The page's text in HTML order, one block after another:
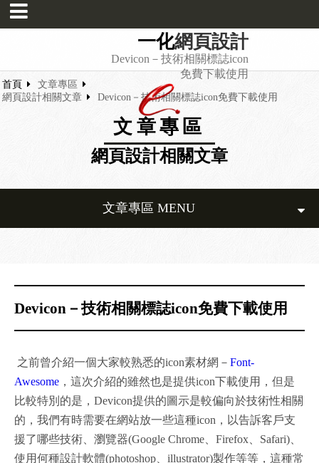
一化網頁設計
Devicon－技術相關標誌icon
免費下載使用
首頁
文章專區
網頁設計相關文章
Devicon－技術相關標誌icon免費下載使用
文章專區
網頁設計相關文章
文章專區 MENU
Devicon－技術相關標誌icon免費下載使用
之前曾介紹一個大家較熟悉的icon素材網－ Font-
Awesome ，這次介紹的雖然也是提供icon下載使用，但是
比較特別的是，Devicon提供的圖示是較偏向於技術性相關
的，我們有時需要在網站放一些這種icon，以告訴客戶支
援了哪些技術、瀏覽器(Google Chrome、Firefox、Safari)、
使用何種設計軟體(photoshop、illustrator)製作等等，這種常